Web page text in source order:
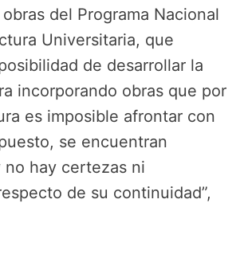
obras del Programa Nacional
Universitaria, que
de desarrollar la
incorporando obras que por
es imposible afrontar con
se encuentran
no hay certezas ni
de su continuidad”,